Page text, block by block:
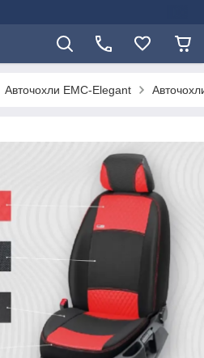
Авточохли EMC-Elegant